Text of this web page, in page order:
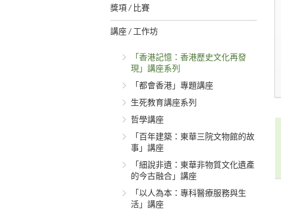
獎項 / 比賽
講座 / 工作坊
「香港記憶：香港歷史文化再發
現」講座系列
「都會香港」專題講座
生死教育講座系列
哲學講座
「百年建築：東華三院文物館的故
事」講座
「細說非遺：東華非物質文化遺產
的今古融合」講座
「以人為本：專科醫療服務與生
活」講座